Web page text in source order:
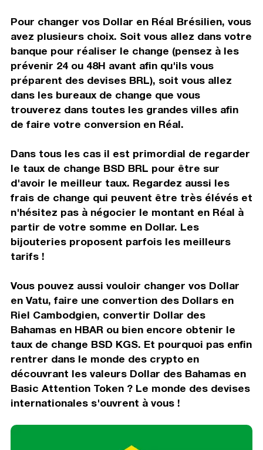
Pour changer vos Dollar en Réal Brésilien, vous
avez plusieurs choix. Soit vous allez dans votre
banque pour réaliser le change (pensez à les
prévenir 24 ou 48H avant afin qu'ils vous
préparent des devises BRL), soit vous allez
dans les bureaux de change que vous
trouverez dans toutes les grandes villes afin
de faire votre conversion en Réal.
Dans tous les cas il est primordial de regarder
le taux de change BSD BRL pour être sur
d'avoir le meilleur taux. Regardez aussi les
frais de change qui peuvent être très élévés et
n'hésitez pas à négocier le montant en Réal à
partir de votre somme en Dollar. Les
bijouteries proposent parfois les meilleurs
tarifs !
Vous pouvez aussi vouloir changer vos Dollar
en Vatu, faire une convertion des Dollars en
Riel Cambodgien, convertir Dollar des
Bahamas en HBAR ou bien encore obtenir le
taux de change BSD KGS. Et pourquoi pas enfin
rentrer dans le monde des crypto en
découvrant les valeurs Dollar des Bahamas en
Basic Attention Token ? Le monde des devises
internationales s'ouvrent à vous !